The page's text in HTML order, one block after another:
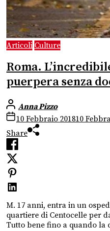
Articoli Culture
Roma.
puerpera senza
Anna Pizzo
10 Febbraio 201810
Share
M. 17 anni, entra in un
quartiere di Centocelle per
Tutto bene fino a quando la